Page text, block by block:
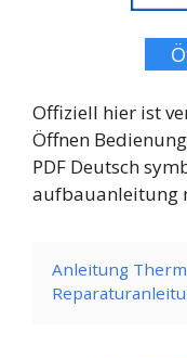
Offiziell hier ist
Öffnen
PDF Deutsch
aufbauanleitung
Anleitung